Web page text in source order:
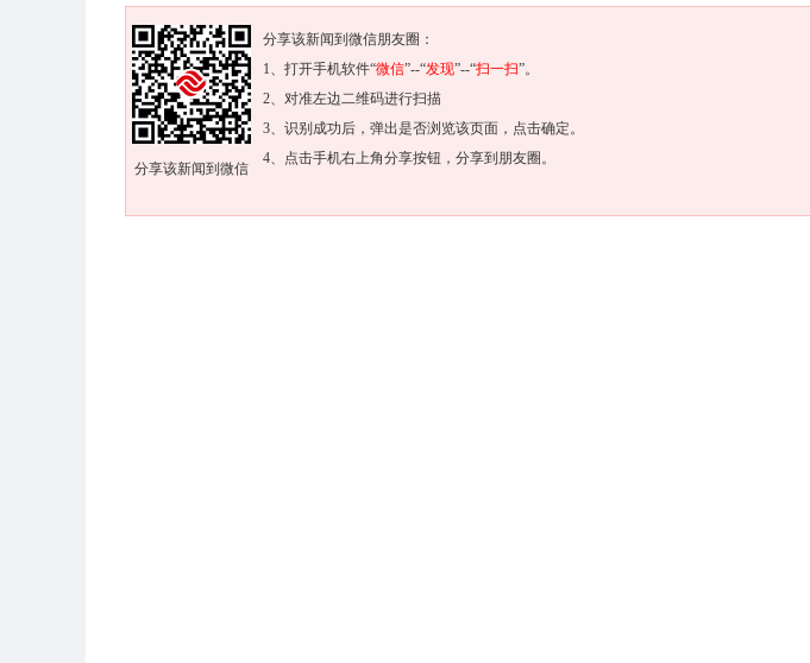
分享该新闻到微信
分享该新闻到微信朋友圈：
1、打开手机软件“微信”--“发现”--“扫一扫”。
2、对准左边二维码进行扫描
3、识别成功后，弹出是否浏览该页面，点击确定。
4、点击手机右上角分享按钮，分享到朋友圈。